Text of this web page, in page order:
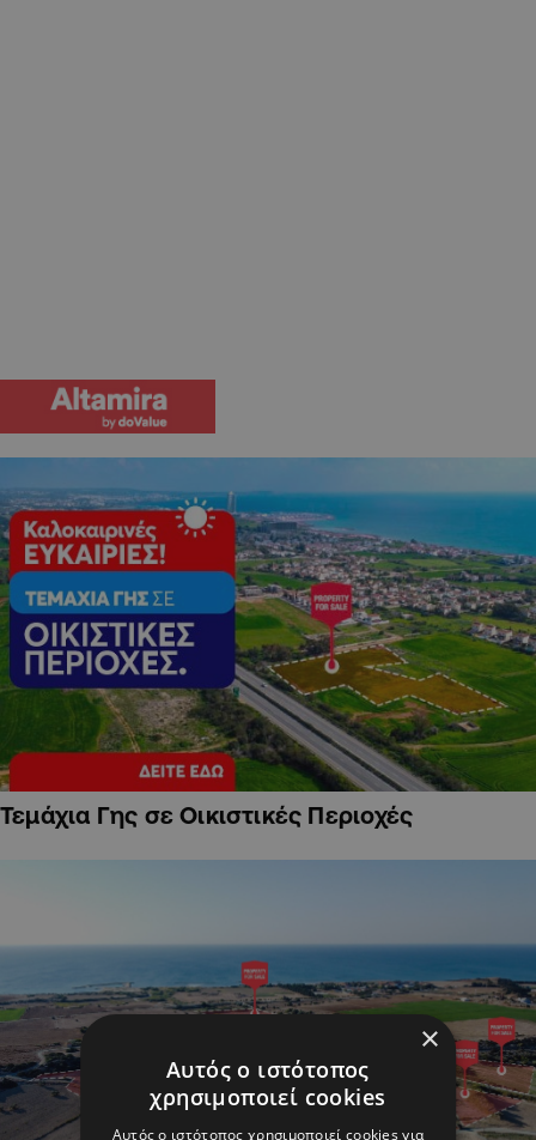
Τεμάχια Γης σε Οικιστικές Περιοχές
×
Αυτός ο ιστότοπος
χρησιμοποιεί cookies
Αυτός ο ιστότοπος χρησιμοποιεί cookies για